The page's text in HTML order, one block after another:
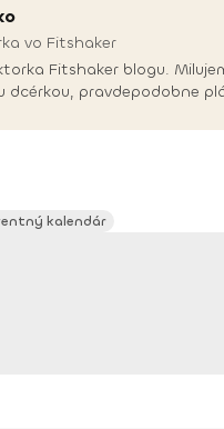
vo Fitshaker
Fitshaker blogu.
dcérkou, pravdepodobne
kalendár